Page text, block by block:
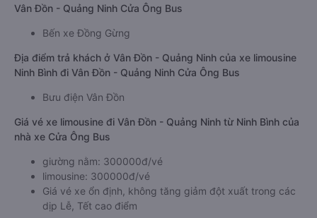
Vân Đồn - Quảng Ninh Cửa Ông Bus
Bến xe Đồng Gừng
Địa điểm trả khách ở Vân Đồn - Quảng Ninh của xe limousine
Ninh Bình đi Vân Đồn - Quảng Ninh Cửa Ông Bus
Bưu điện Vân Đồn
Giá vé xe limousine đi Vân Đồn - Quảng Ninh từ Ninh Bình của
nhà xe Cửa Ông Bus
giường nằm: 300000đ/vé
limousine: 300000đ/vé
Giá vé xe ổn định, không tăng giảm đột xuất trong các
dịp Lễ, Tết cao điểm